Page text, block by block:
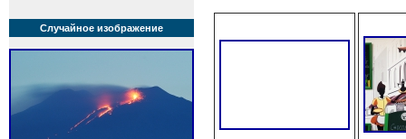
Случайное изображение